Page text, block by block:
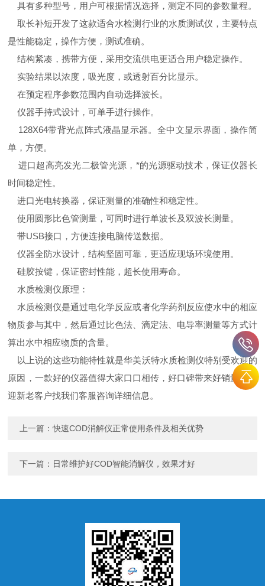
具有多种型号，用户可根据情况选择，测定不同的参数量程。
取长补短开发了这款适合水检测行业的水质测试仪，主要特点
是性能稳定，操作方便，测试准确。
结构紧凑，携带方便，采用交流供电更适合用户稳定操作。
实验结果以浓度，吸光度，或透射百分比显示。
在预定程序参数范围内自动选择波长。
仪器手持式设计，可单手进行操作。
128X64带背光点阵式液晶显示器。全中文显示界面，操作简
单，方便。
进口超高亮发光二极管光源，*的光源驱动技术，保证仪器长
时间稳定性。
进口光电转换器，保证测量的准确性和稳定性。
使用圆形比色管测量，可同时进行单波长及双波长测量。
带USB接口，方便连接电脑传送数据。
仪器全防水设计，结构坚固可靠，更适应现场环境使用。
硅胶按键，保证密封性能，超长使用寿命。
水质检测仪原理：
水质检测仪是通过电化学反应或者化学药剂反应使水中的相应
物质参与其中，然后通过比色法、滴定法、电导率测量等方式计
算出水中相应物质的含量。
以上说的这些功能特性就是华美沃特水质检测仪特别受欢迎的
原因，一款好的仪器值得大家口口相传，好口碑带来好销量，欢
迎新老客户找我们客服咨询详细信息。
上一篇：快速COD消解仪正常使用条件及相关优势
下一篇： 日常维护好COD智能消解仪，效果才好